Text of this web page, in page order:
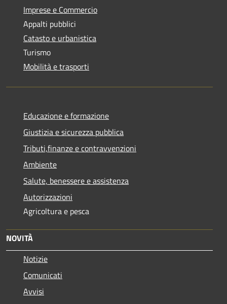
Imprese e Commercio
Appalti pubblici
Catasto e urbanistica
Turismo
Mobilità e trasporti
Educazione e formazione
Giustizia e sicurezza pubblica
Tributi,finanze e contravvenzioni
Ambiente
Salute, benessere e assistenza
Autorizzazioni
Agricoltura e pesca
NOVITÀ
Notizie
Comunicati
Avvisi